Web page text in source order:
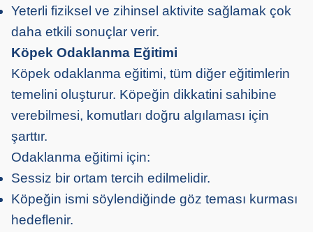
Yeterli fiziksel ve zihinsel aktivite sağlamak çok
daha etkili sonuçlar verir.
Köpek Odaklanma Eğitimi
Köpek odaklanma eğitimi, tüm diğer eğitimlerin
temelini oluşturur. Köpeğin dikkatini sahibine
verebilmesi, komutları doğru algılaması için
şarttır.
Odaklanma eğitimi için:
Sessiz bir ortam tercih edilmelidir.
Köpeğin ismi söylendiğinde göz teması kurması
hedeflenir.